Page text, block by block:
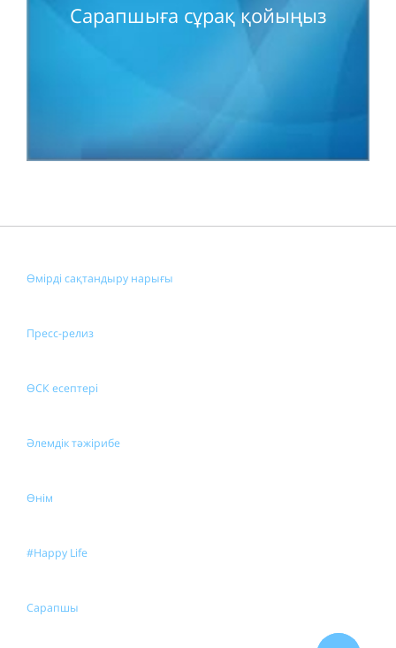
Сарапшыға сұрақ қойыңыз
Өмірді сақтандыру нарығы
Пресс-релиз
ӨСК есептері
Әлемдік тәжірибе
Өнім
#Happy Life
Сарапшы